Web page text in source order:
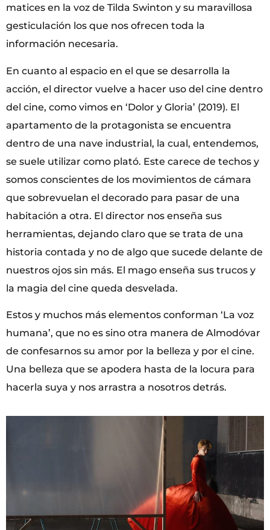
matices en la voz de Tilda Swinton y su maravillosa
gesticulación los que nos ofrecen toda la
información necesaria.
En cuanto al espacio en el que se desarrolla la
acción, el director vuelve a hacer uso del cine dentro
del cine, como vimos en ‘Dolor y Gloria’ (2019). El
apartamento de la protagonista se encuentra
dentro de una nave industrial, la cual, entendemos,
se suele utilizar como plató. Este carece de techos y
somos conscientes de los movimientos de cámara
que sobrevuelan el decorado para pasar de una
habitación a otra. El director nos enseña sus
herramientas, dejando claro que se trata de una
historia contada y no de algo que sucede delante de
nuestros ojos sin más. El mago enseña sus trucos y
la magia del cine queda desvelada.
Estos y muchos más elementos conforman ‘La voz
humana’, que no es sino otra manera de Almodóvar
de confesarnos su amor por la belleza y por el cine.
Una belleza que se apodera hasta de la locura para
hacerla suya y nos arrastra a nosotros detrás.